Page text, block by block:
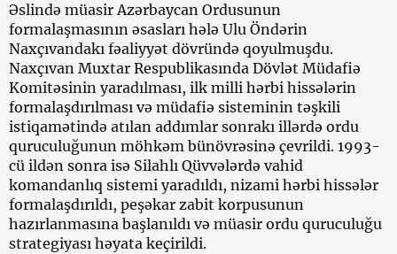
Əslində müasir Azərbaycan Ordusunun
formalaşmasının əsasları hələ Ulu Öndərin
Naxçıvandakı fəaliyyət dövründə qoyulmuşdu.
Naxçıvan Muxtar Respublikasında Dövlət Müdafiə
Komitəsinin yaradılması, ilk milli hərbi hissələrin
formalaşdırılması və müdafiə sisteminin təşkili
istiqamətində atılan addımlar sonrakı illərdə ordu
quruculuğunun möhkəm bünövrəsinə çevrildi. 1993-
cü ildən sonra isə Silahlı Qüvvələrdə vahid
komandanlıq sistemi yaradıldı, nizami hərbi hissələr
formalaşdırıldı, peşəkar zabit korpusunun
hazırlanmasına başlanıldı və müasir ordu quruculuğu
strategiyası həyata keçirildi.